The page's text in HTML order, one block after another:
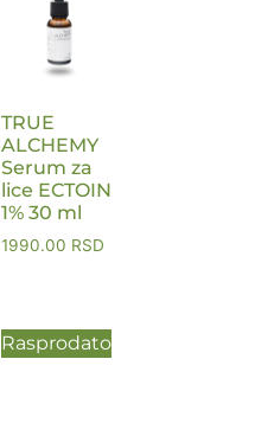
TRUE
ALCHEMY
Serum za
lice ECTOIN
1% 30 ml
1990.00 RSD
Rasprodato